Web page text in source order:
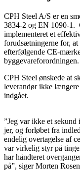
CPH Steel A/S er en
3834-2 og EN 1090-1.
implementeret et
forudsætningerne for, at
efterfølgende CE-
byggevareforordningen.
CPH Steel ønskede at
leverandør ikke
indgået.
”Jeg var ikke et
jer, og forløbet fra
endelig overtagelse af
var virkelig styr på
har håndteret
på”, siger Morten